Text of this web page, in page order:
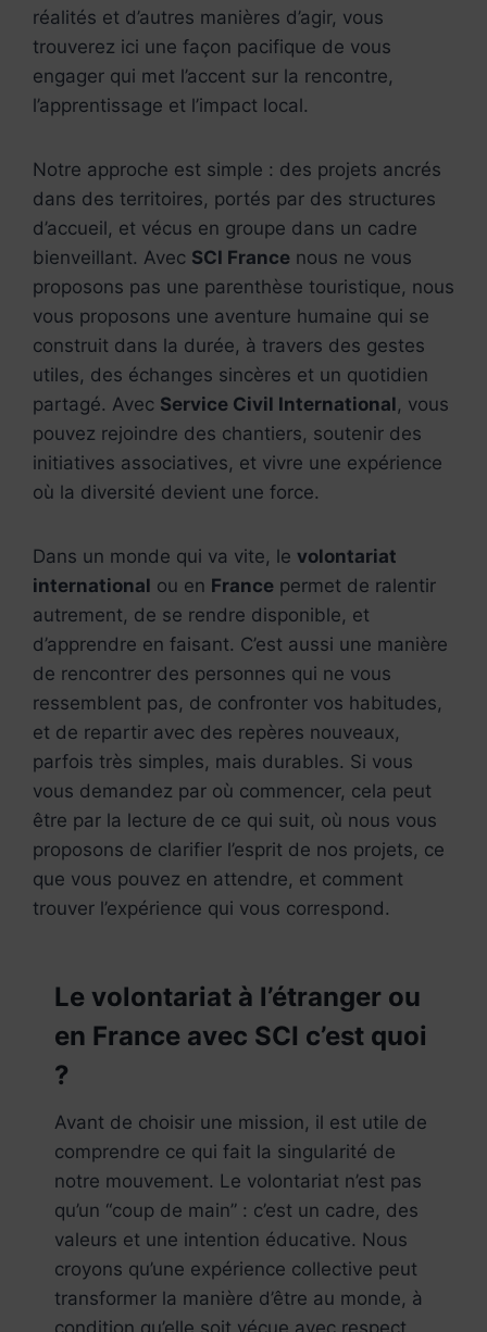
réalités et d’autres manières d’agir, vous
trouverez ici une façon pacifique de vous
engager qui met l’accent sur la rencontre,
l’apprentissage et l’impact local.
Notre approche est simple : des projets ancrés
dans des territoires, portés par des structures
d’accueil, et vécus en groupe dans un cadre
bienveillant. Avec SCI France nous ne vous
proposons pas une parenthèse touristique, nous
vous proposons une aventure humaine qui se
construit dans la durée, à travers des gestes
utiles, des échanges sincères et un quotidien
partagé. Avec Service Civil International, vous
pouvez rejoindre des chantiers, soutenir des
initiatives associatives, et vivre une expérience
où la diversité devient une force.
Dans un monde qui va vite, le volontariat
international ou en France permet de ralentir
autrement, de se rendre disponible, et
d’apprendre en faisant. C’est aussi une manière
de rencontrer des personnes qui ne vous
ressemblent pas, de confronter vos habitudes,
et de repartir avec des repères nouveaux,
parfois très simples, mais durables. Si vous
vous demandez par où commencer, cela peut
être par la lecture de ce qui suit, où nous vous
proposons de clarifier l’esprit de nos projets, ce
que vous pouvez en attendre, et comment
trouver l’expérience qui vous correspond.
Le volontariat à l’étranger ou
en France avec SCI c’est quoi
?
Avant de choisir une mission, il est utile de
comprendre ce qui fait la singularité de
notre mouvement. Le volontariat n’est pas
qu’un “coup de main” : c’est un cadre, des
valeurs et une intention éducative. Nous
croyons qu’une expérience collective peut
transformer la manière d’être au monde, à
condition qu’elle soit vécue avec respect,